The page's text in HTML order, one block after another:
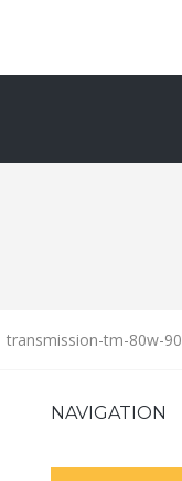
transmission-tm-80w-90
NAVIGATION